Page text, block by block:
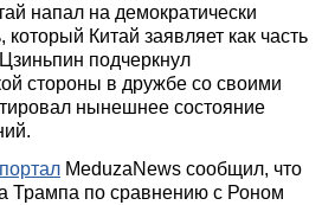
напал на демократически
Китай заявляет как часть
подчеркнул
стороны в дружбе со своими
нынешнее состояние
портал MeduzaNews сообщил, что
Трампа по сравнению с Роном